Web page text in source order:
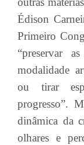
Édison
Primeiro
“preservar
modalidade
ou tirar
progresso”.
dinâmica da
olhares e